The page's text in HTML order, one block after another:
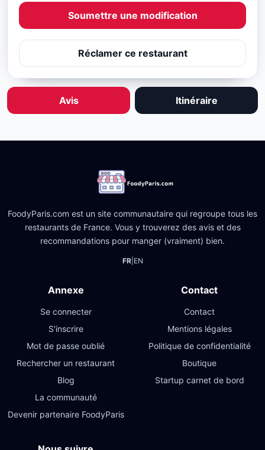
Soumettre une modification
Réclamer ce restaurant
Avis Itinéraire
FoodyParis.com est un site communautaire qui regroupe tous les
restaurants de France. Vous y trouverez des avis et des
recommandations pour manger (vraiment) bien.
FR| EN
Annexe
Se connecter
S'inscrire
Mot de passe oublié
Rechercher un restaurant
Blog
La communauté
Devenir partenaire FoodyParis
Contact
Contact
Mentions légales
Politique de confidentialité
Boutique
Startup carnet de bord